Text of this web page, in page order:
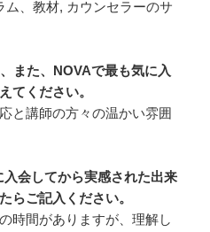
、教材, カウンセラーのサ
また、NOVAで最も気に入
てください。
と講師の方々の温かい雰囲
会してから実感された出来
らご記入ください。
時間がありますが、理解し